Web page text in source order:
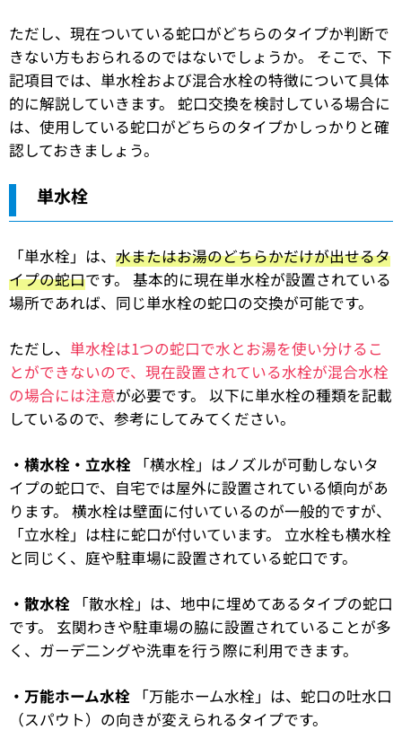
ただし、現在ついている蛇口がどちらのタイプか判断で
きない方もおられるのではないでしょうか。 そこで、下
記項目では、単水栓および混合水栓の特徴について具体
的に解説していきます。 蛇口交換を検討している場合に
は、使用している蛇口がどちらのタイプかしっかりと確
認しておきましょう。
単水栓
「単水栓」は、 水またはお湯のどちらかだけが出せるタ
イプの蛇口です。 基本的に現在単水栓が設置されている
場所であれば、同じ単水栓の蛇口の交換が可能です。
ただし、 単水栓は1つの蛇口で水とお湯を使い分けるこ
とができないので、現在設置されている水栓が混合水栓
の場合には注意が必要です。 以下に単水栓の種類を記載
しているので、参考にしてみてください。
・横水栓・立水栓 「横水栓」はノズルが可動しないタ
イプの蛇口で、自宅では屋外に設置されている傾向があ
ります。 横水栓は壁面に付いているのが一般的ですが、
「立水栓」は柱に蛇口が付いています。 立水栓も横水栓
と同じく、庭や駐車場に設置されている蛇口です。
・散水栓 「散水栓」は、地中に埋めてあるタイプの蛇口
です。 玄関わきや駐車場の脇に設置されていることが多
く、ガーデ二ングや洗車を行う際に利用できます。
・万能ホーム水栓 「万能ホーム水栓」は、蛇口の吐水口
（スパウト）の向きが変えられるタイプです。